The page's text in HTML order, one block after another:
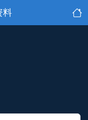
料